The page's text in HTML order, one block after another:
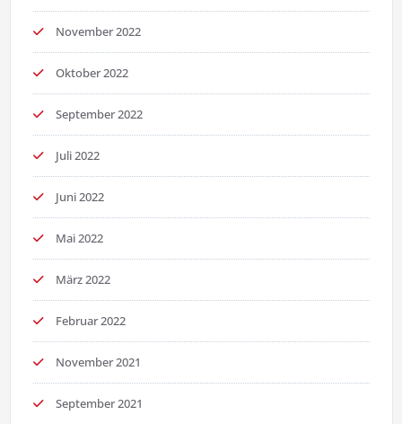
November 2022
Oktober 2022
September 2022
Juli 2022
Juni 2022
Mai 2022
März 2022
Februar 2022
November 2021
September 2021